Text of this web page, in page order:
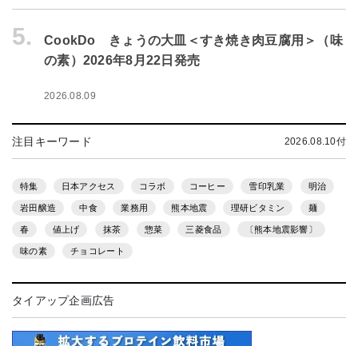
5.
CookDo きょうの大皿＜すき焼き肉豆腐用＞（味
の素）2026年8月22日発売
2026.08.09
注目キーワード 2026.08.10付
特集 日本アクセス コラボ コーヒー 雪印乳業 明治
岩田醸造 中食 業務用 熊本地震 理研ビタミン 麺
春 値上げ 抹茶 惣菜 三菱食品 〔熊本地震影響〕
味の素 チョコレート
タイアップ企画広告